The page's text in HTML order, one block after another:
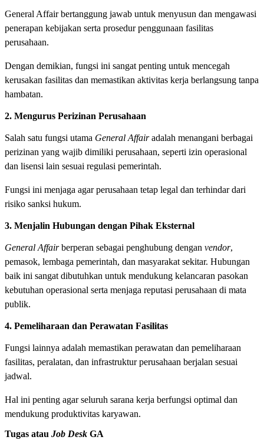
General Affair bertanggung jawab untuk menyusun dan mengawasi
penerapan kebijakan serta prosedur penggunaan fasilitas
perusahaan.
Dengan demikian, fungsi ini sangat penting untuk mencegah
kerusakan fasilitas dan memastikan aktivitas kerja berlangsung tanpa
hambatan.
2. Mengurus Perizinan Perusahaan
Salah satu fungsi utama General Affairadalah menangani berbagai
perizinan yang wajib dimiliki perusahaan, seperti izin operasional
dan lisensi lain sesuai regulasi pemerintah.
Fungsi ini menjaga agar perusahaan tetap legal dan terhindar dari
risiko sanksi hukum.
3. Menjalin Hubungan dengan Pihak Eksternal
General Affairberperan sebagai penghubung dengan vendor,
pemasok, lembaga pemerintah, dan masyarakat sekitar. Hubungan
baik ini sangat dibutuhkan untuk mendukung kelancaran pasokan
kebutuhan operasional serta menjaga reputasi perusahaan di mata
publik.
4. Pemeliharaan dan Perawatan Fasilitas
Fungsi lainnya adalah memastikan perawatan dan pemeliharaan
fasilitas, peralatan, dan infrastruktur perusahaan berjalan sesuai
jadwal.
Hal ini penting agar seluruh sarana kerja berfungsi optimal dan
mendukung produktivitas karyawan.
Tugas atau Job Desk GA